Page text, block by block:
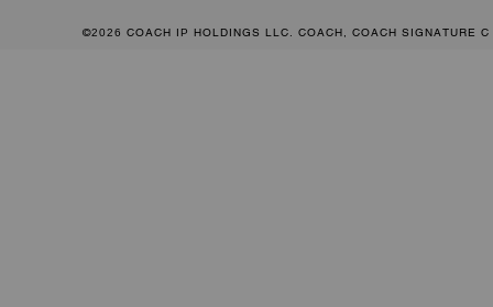
©2026 COACH IP HOLDINGS LLC. COACH, COACH SIGNATURE